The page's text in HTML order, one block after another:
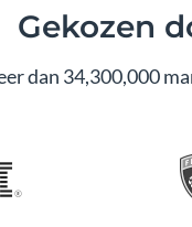
Gekozen
dan 34,300,000